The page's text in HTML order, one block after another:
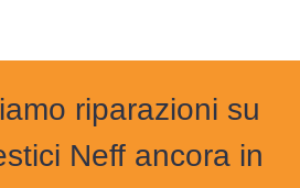
riparazioni su
Neff ancora in